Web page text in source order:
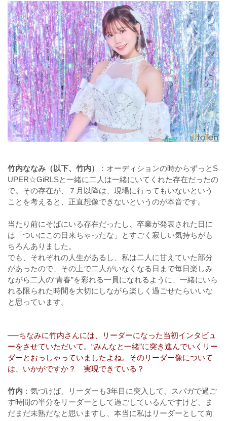
竹内ななみ（以下、竹内）
：オーディションの時からずっとS
UPER☆GiRLSと一緒に二人は一緒にいてくれた存在だったの
で。その存在が、７月以降は、現場に行ってもいないという
ことを考えると、正直想像できないというのが本音です。
当たり前にそばにいる存在だったし、卒業が発表された日に
は「ついにこの日来ちゃったな」とすごく寂しい気持ちがも
ちろんありました。
でも、それぞれの人生があるし、私は二人に甘えていた部分
があったので、その上で二人がいなくなる日まで毎日楽しみ
ながら二人の“青春”を彩れる一員になれるように、一緒にいら
れる限られた時間を大切にしながら楽しく過ごせたらいいな
と思っています。
──ちなみに竹内さんには、リーダーになった当初インタビュ
ーをさせていただいて。“みんなと一緒”に突き進んでいくリー
ダーとおっしゃっていましたよね。そのリーダー像について
は、いかがですか？ 実現できている？
竹内 ：気づけば、リーダーも3年目に突入して、スパガで過ご
す時間の半分をリーダーとして過ごしているんですけど、ま
だまだ未熟だなと思いますし、本当に私はリーダーとして向